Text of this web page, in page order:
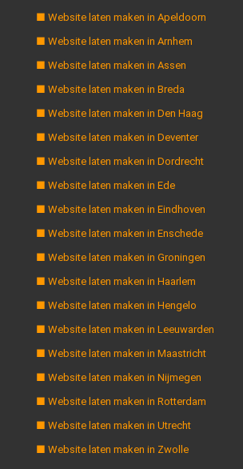
■ Website laten maken in Apeldoorn
■ Website laten maken in Arnhem
■ Website laten maken in Assen
■ Website laten maken in Breda
■ Website laten maken in Den Haag
■ Website laten maken in Deventer
■ Website laten maken in Dordrecht
■ Website laten maken in Ede
■ Website laten maken in Eindhoven
■ Website laten maken in Enschede
■ Website laten maken in Groningen
■ Website laten maken in Haarlem
■ Website laten maken in Hengelo
■ Website laten maken in Leeuwarden
■ Website laten maken in Maastricht
■ Website laten maken in Nijmegen
■ Website laten maken in Rotterdam
■ Website laten maken in Utrecht
■ Website laten maken in Zwolle